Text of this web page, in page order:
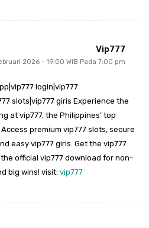
Vip777
2026 - 19:00 WIB Pada 7:00 pm
login|vip777
slots|vip777 giris Experience the
at vip777, the Philippines’ top
premium vip777 slots, secure
easy vip777 giris. Get the vip777
official vip777 download for non-
big wins! visit: vip777